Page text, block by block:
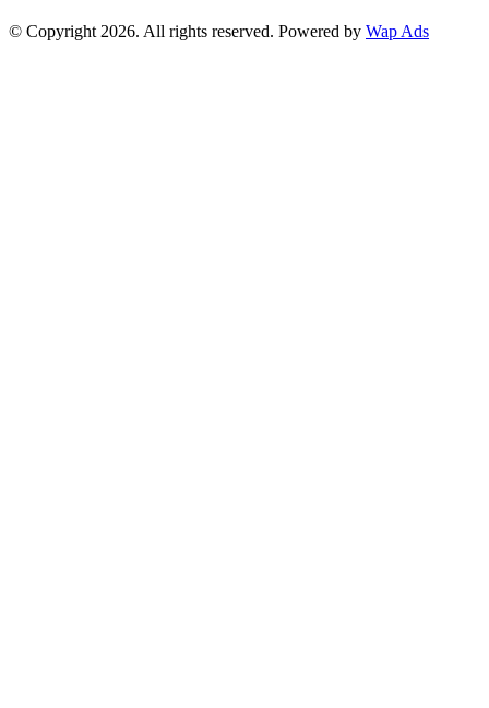
© Copyright 2026. All rights reserved. Powered by Wap Ads